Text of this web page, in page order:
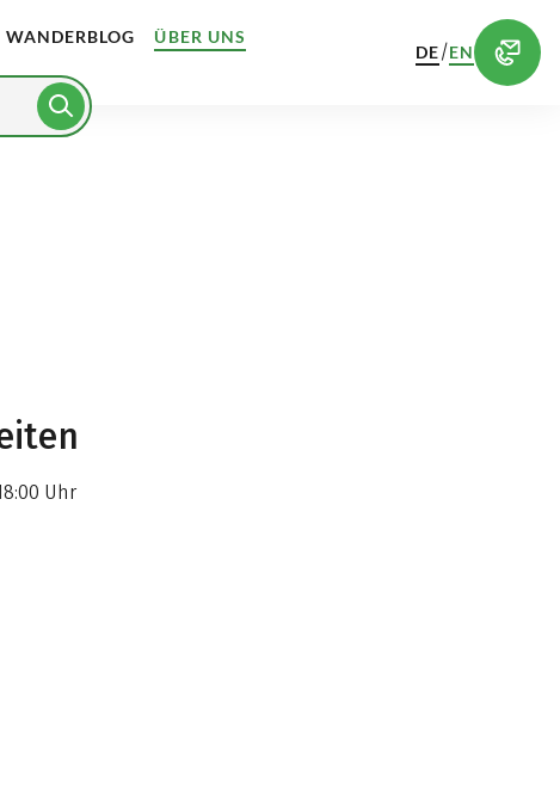
WANDERBLOG ÜBER UNS
DE/EN
Uhr